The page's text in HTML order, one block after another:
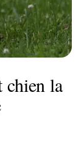
chien la